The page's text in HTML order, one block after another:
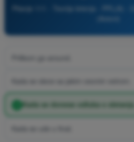
Kada se donese odluka o sletanju.